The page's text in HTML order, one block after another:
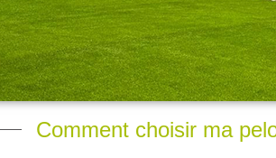
Comment choisir ma